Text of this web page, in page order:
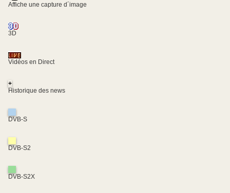
Affiche une capture d´image
3D
Vidéos en Direct
+
Historique des news
DVB-S
DVB-S2
DVB-S2X